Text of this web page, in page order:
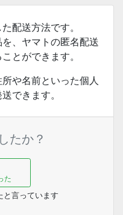
配送方法です。
、ヤマトの匿名配送
とができます。
や名前といった個人
できます。
たか？
た
と言っています